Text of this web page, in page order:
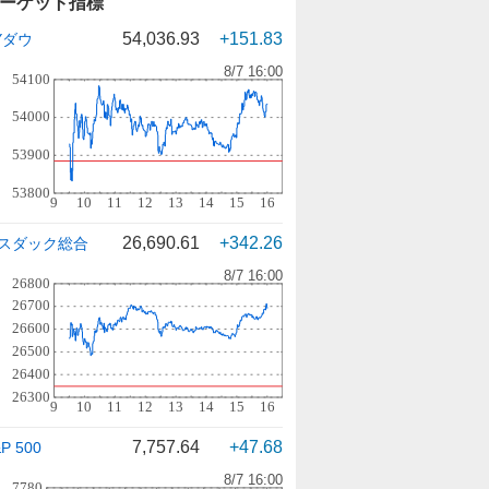
ウ 54,036.93 +151.83
ダック総合 26,690.61 +342.26
500 7,757.64 +47.68